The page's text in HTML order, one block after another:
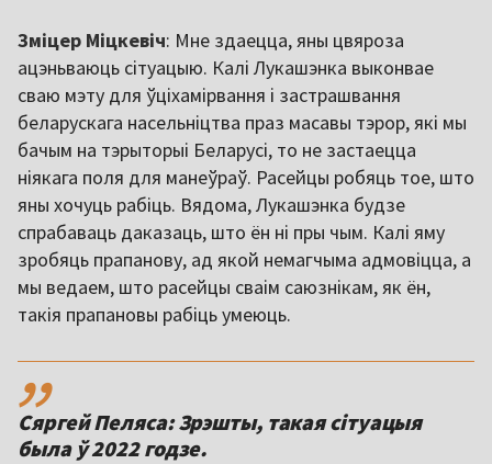
Зміцер Міцкевіч: Мне здаецца, яны цвяроза
ацэньваюць сітуацыю. Калі Лукашэнка выконвае
сваю мэту для ўціхамірвання і застрашвання
беларускага насельніцтва праз масавы тэрор, які мы
бачым на тэрыторыі Беларусі, то не застаецца
ніякага поля для манеўраў. Расейцы робяць тое, што
яны хочуць рабіць. Вядома, Лукашэнка будзе
спрабаваць даказаць, што ён ні пры чым. Калі яму
зробяць прапанову, ад якой немагчыма адмовіцца, а
мы ведаем, што расейцы сваім саюзнікам, як ён,
такія прапановы рабіць умеюць.
,,
Сяргей Пеляса: Зрэшты, такая сітуацыя
была ў 2022 годзе.